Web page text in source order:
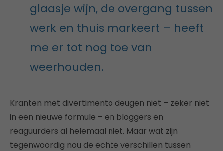
glaasje wijn, de overgang tussen
werk en thuis markeert – heeft
me er tot nog toe van
weerhouden.
Kranten met divertimento deugen niet – zeker niet
in een nieuwe formule – en bloggers en
reaguurders al helemaal niet. Maar wat zijn
tegenwoordig nou de echte verschillen tussen